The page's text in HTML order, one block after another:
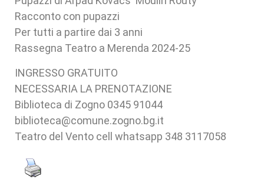
Racconto con pupazzi
Per tutti a partire dai 3 anni
Rassegna Teatro a Merenda 2024-25
INGRESSO GRATUITO
NECESSARIA LA PRENOTAZIONE
Biblioteca di Zogno 0345 91044
biblioteca@comune.zogno.bg.it
Teatro del Vento cell whatsapp 348 3117058